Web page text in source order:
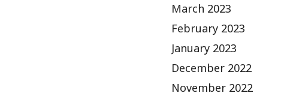
March 2023
February 2023
January 2023
December 2022
November 2022